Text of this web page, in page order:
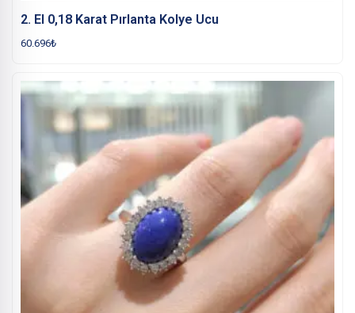
2. El 0,18 Karat Pırlanta Kolye Ucu
60.696₺